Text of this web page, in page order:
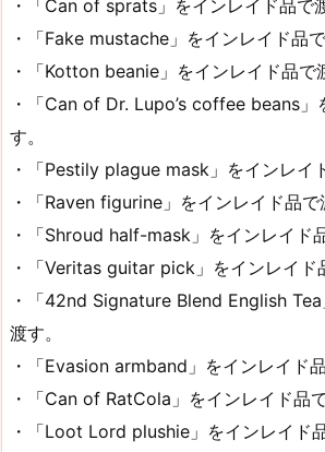
・「Can of sprats」をインレイド品で
・「Fake mustache」をインレイド品で
・「Kotton beanie」をインレイド品で
・「Can of Dr. Lupo’s coffee beans」
す。
・「Pestily plague mask」をインレイ
・「Raven figurine」をインレイド品で
・「Shroud half-mask」をインレイド
・「Veritas guitar pick」をインレイド
・「42nd Signature Blend English
渡す。
・「Evasion armband」をインレイド品
・「Can of RatCola」をインレイド品で
・「Loot Lord plushie」をインレイド品